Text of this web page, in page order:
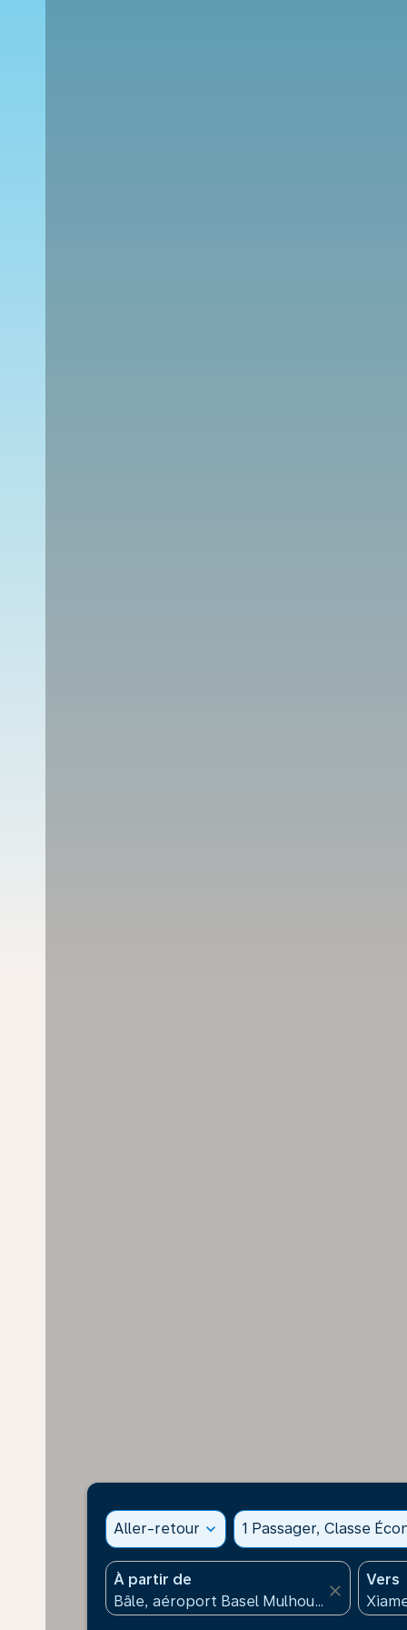
Aller-retour expand_more 1 Passager, Classe
À partir de
close
Vers